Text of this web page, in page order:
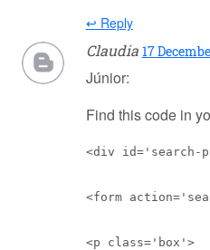
↩ Reply
Claudia 17
Júnior:
Find this code in
<div id='search-
<form
<p class='box'>